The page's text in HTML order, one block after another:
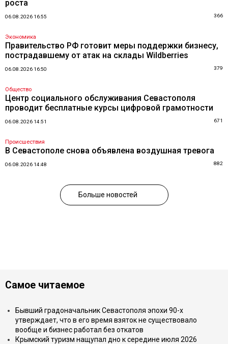
роста
06.08.2026 16:55 366
Экономика
Правительство РФ готовит меры поддержки бизнесу,
пострадавшему от атак на склады Wildberries
06.08.2026 16:50 379
Общество
Центр социального обслуживания Севастополя
проводит бесплатные курсы цифровой грамотности
06.08.2026 14:51 671
Происшествия
В Севастополе снова объявлена воздушная тревога
06.08.2026 14:48 882
Больше новостей
Самое читаемое
Бывший градоначальник Севастополя эпохи 90-х
утверждает, что в его время взяток не существовало
вообще и бизнес работал без откатов
Крымский туризм нащупал дно к середине июля 2026